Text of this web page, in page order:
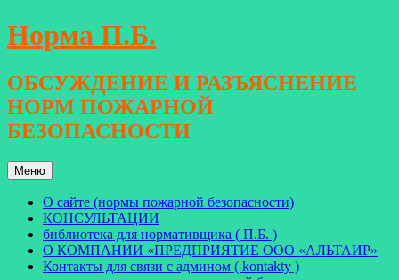
Перейти
к
Норма П.Б.
ОБСУЖДЕНИЕ И РАЗЪЯСНЕНИЕ
НОРМ ПОЖАРНОЙ
БЕЗОПАСНОСТИ
Меню
О сайте (нормы пожарной безопасности)
КОНСУЛЬТАЦИИ
библиотека для нормативщика ( П.Б. )
О КОМПАНИИ «ПРЕДПРИЯТИЕ ООО «АЛЬТАИР»
Контакты для связи с админом ( kontakty )